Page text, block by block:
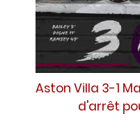
Aston Villa 3-1
d'arrêt